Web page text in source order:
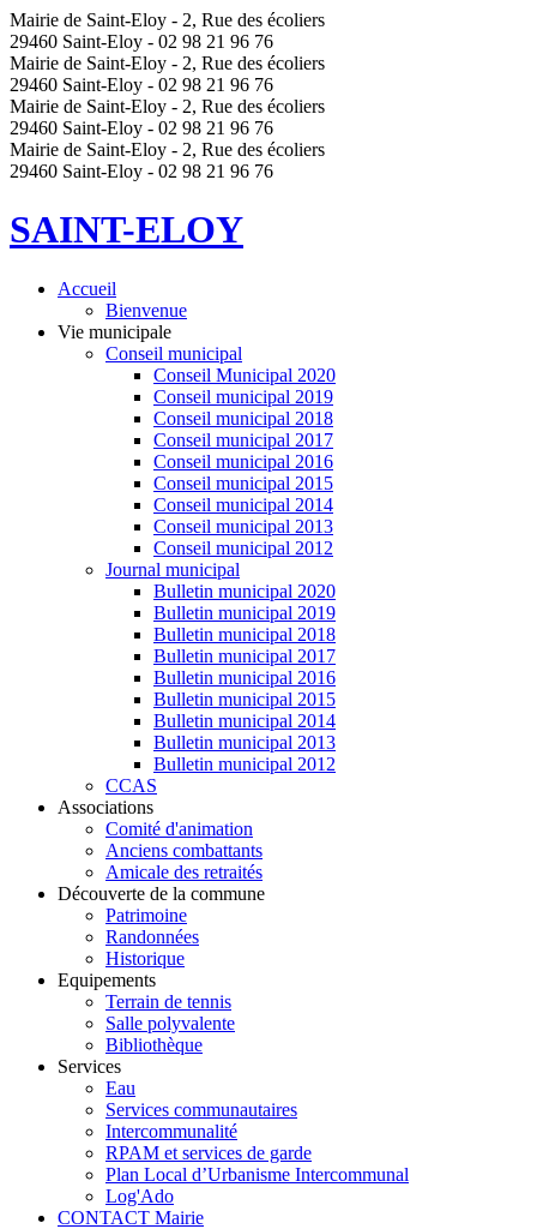
Mairie de Saint-Eloy - 2, Rue des écoliers
29460 Saint-Eloy - 02 98 21 96 76
Mairie de Saint-Eloy - 2, Rue des écoliers
29460 Saint-Eloy - 02 98 21 96 76
Mairie de Saint-Eloy - 2, Rue des écoliers
29460 Saint-Eloy - 02 98 21 96 76
Mairie de Saint-Eloy - 2, Rue des écoliers
29460 Saint-Eloy - 02 98 21 96 76
SAINT-ELOY
Accueil
Bienvenue
Vie municipale
Conseil municipal
Conseil Municipal 2020
Conseil municipal 2019
Conseil municipal 2018
Conseil municipal 2017
Conseil municipal 2016
Conseil municipal 2015
Conseil municipal 2014
Conseil municipal 2013
Conseil municipal 2012
Journal municipal
Bulletin municipal 2020
Bulletin municipal 2019
Bulletin municipal 2018
Bulletin municipal 2017
Bulletin municipal 2016
Bulletin municipal 2015
Bulletin municipal 2014
Bulletin municipal 2013
Bulletin municipal 2012
CCAS
Associations
Comité d'animation
Anciens combattants
Amicale des retraités
Découverte de la commune
Patrimoine
Randonnées
Historique
Equipements
Terrain de tennis
Salle polyvalente
Bibliothèque
Services
Eau
Services communautaires
Intercommunalité
RPAM et services de garde
Plan Local d’Urbanisme Intercommunal
Log'Ado
CONTACT Mairie